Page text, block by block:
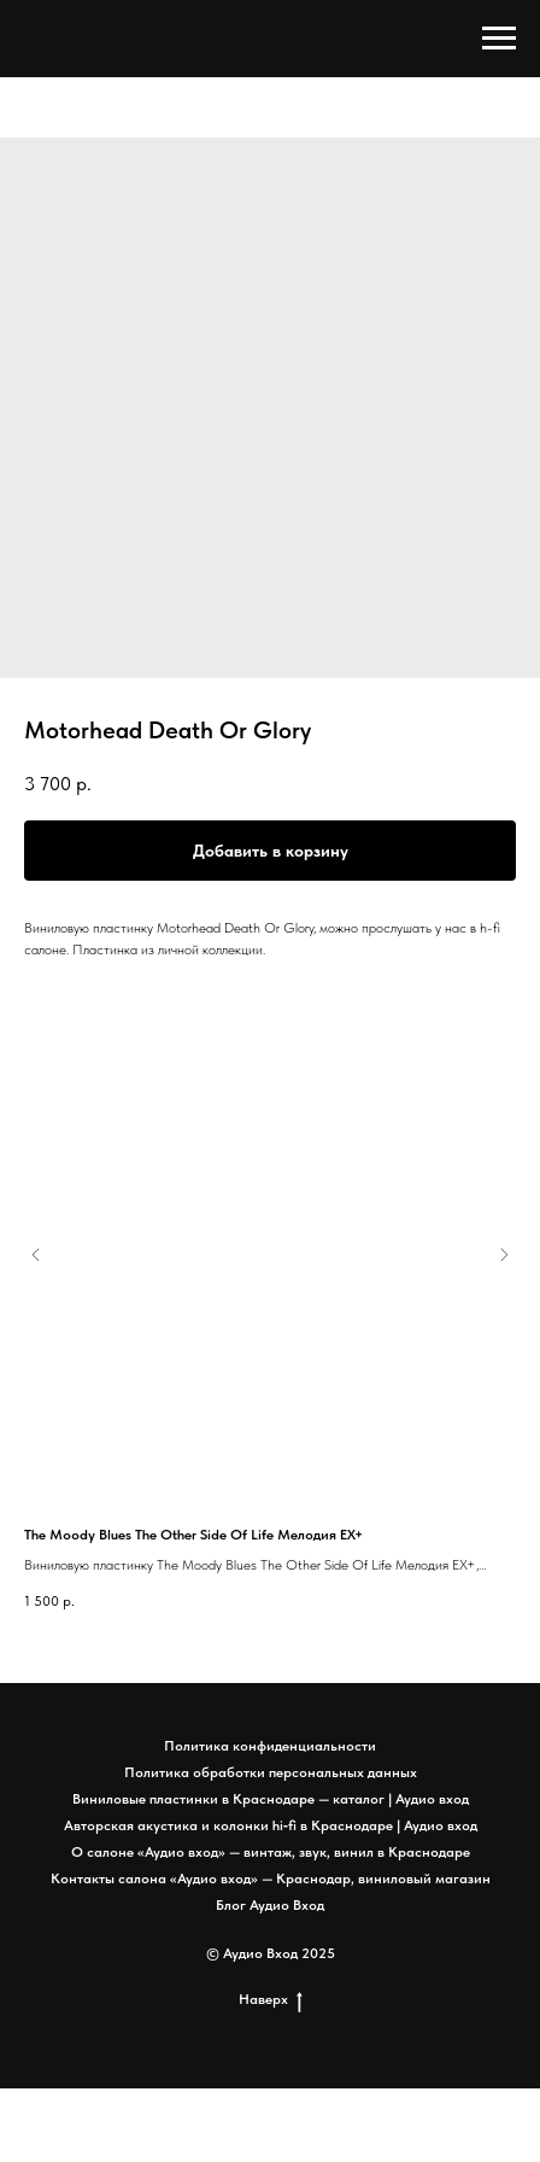
Motorhead Death Or Glory
3 700 р.
Добавить в корзину
Виниловую пластинку Motorhead Death Or Glory, можно прослушать у нас в h-fi
салоне. Пластинка из личной коллекции.
The Moody Blues The Other Side Of Life Мелодия EX+
Виниловую пластинку The Moody Blues The Other Side Of Life Мелодия EX+,
1 500 р.
Политика конфиденциальности
Политика обработки персональных данных
Виниловые пластинки в Краснодаре — каталог | Аудио вход
Авторская акустика и колонки hi‑fi в Краснодаре | Аудио вход
О салоне «Аудио вход» — винтаж, звук, винил в Краснодаре
Контакты салона «Аудио вход» — Краснодар, виниловый магазин
Блог Аудио Вход
© Аудио Вход 2025
Наверх